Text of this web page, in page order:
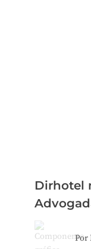
Dirhotel
Por